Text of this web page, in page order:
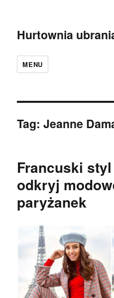
Hurtownia
MENU
Tag:Jeanne
Francuski
odkryj
paryżanek